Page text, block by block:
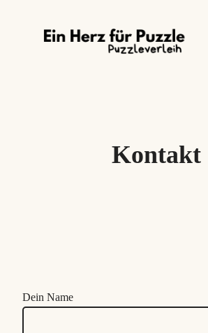
Kontakt
Dein Name